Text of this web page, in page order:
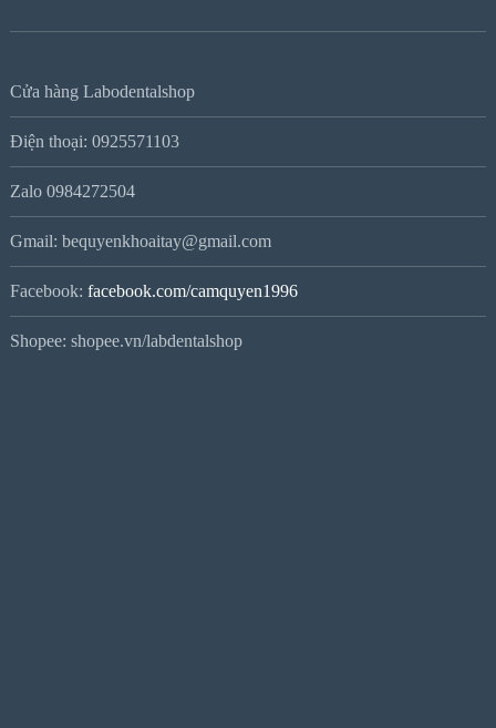
Cửa hàng Labodentalshop
Điện thoại: 0925571103
Zalo 0984272504
Gmail: bequyenkhoaitay@gmail.com
Facebook: facebook.com/camquyen1996
Shopee: shopee.vn/labdentalshop